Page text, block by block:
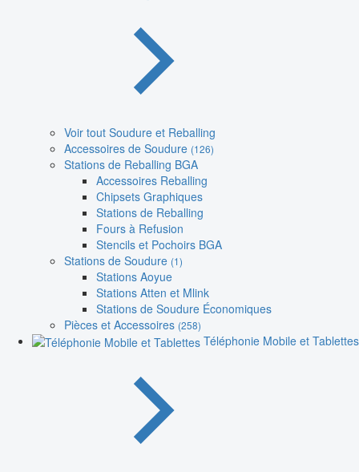
Voir tout Soudure et Reballing
Accessoires de Soudure (126)
Stations de Reballing BGA
Accessoires Reballing
Chipsets Graphiques
Stations de Reballing
Fours à Refusion
Stencils et Pochoirs BGA
Stations de Soudure (1)
Stations Aoyue
Stations Atten et Mlink
Stations de Soudure Économiques
Pièces et Accessoires (258)
Téléphonie Mobile et Tablettes